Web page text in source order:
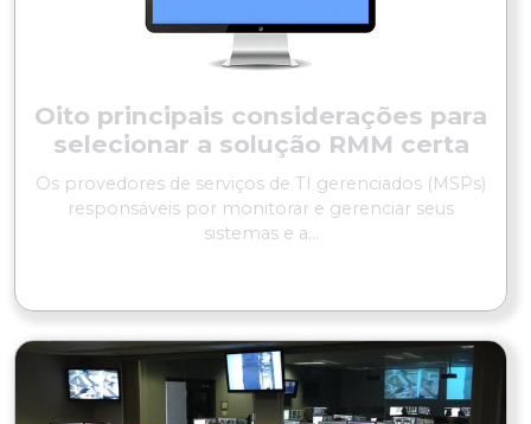
Oito principais considerações para
selecionar a solução RMM certa
Os provedores de serviços de TI gerenciados (MSPs)
responsáveis por monitorar e gerenciar seus
sistemas e a...